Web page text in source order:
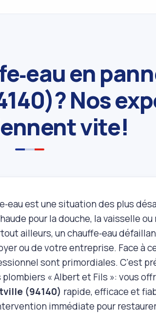
en
Nos
vite!
est une situation des plus
pour la douche, la vaisselle
ailleurs, un chauffe‑eau
ou de votre entreprise. Face à
sont primordiales. C'est
« Albert et Fils »: vous
(94140) rapide, efficace et
immédiate pour